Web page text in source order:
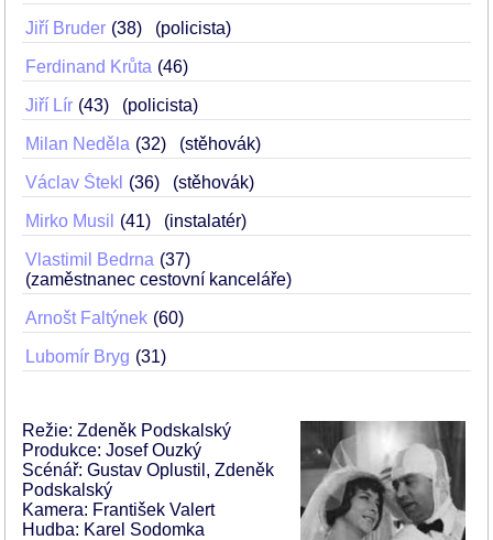
Jiří Bruder 38 (policista)
Ferdinand Krůta 46
Jiří Lír 43 (policista)
Milan Neděla 32 (stěhovák)
Václav Štekl 36 (stěhovák)
Mirko Musil 41 (instalatér)
Vlastimil Bedrna
37
(zaměstnanec cestovní kanceláře)
Arnošt Faltýnek 60
Lubomír Bryg 31
Režie: Zdeněk Podskalský
Produkce: Josef Ouzký
Scénář: Gustav Oplustil, Zdeněk
Podskalský
Kamera: František Valert
Hudba: Karel Sodomka